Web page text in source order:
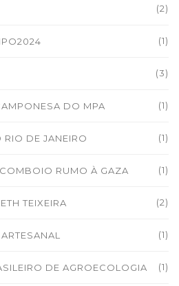
(2)
(1)
(3)
DO MPA (1)
DE JANEIRO (1)
RUMO À GAZA (1)
TEIXEIRA (2)
(1)
DE AGROECOLOGIA (1)